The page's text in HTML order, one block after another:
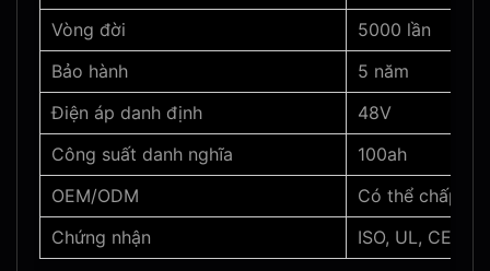
Vòng đời
5000 lần
Bảo hành
5 năm
Điện áp danh định
48V
Công suất danh nghĩa
100ah
OEM/ODM
Có thể chấp
Chứng nhận
ISO, UL, CE,